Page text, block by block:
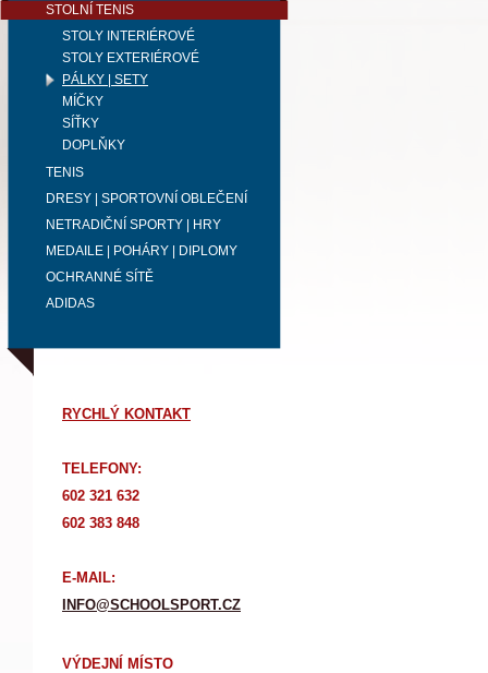
STOLNÍ TENIS
STOLY INTERIÉROVÉ
STOLY EXTERIÉROVÉ
PÁLKY | SETY
MÍČKY
SÍŤKY
DOPLŇKY
TENIS
DRESY | SPORTOVNÍ OBLEČENÍ
NETRADIČNÍ SPORTY | HRY
MEDAILE | POHÁRY | DIPLOMY
OCHRANNÉ SÍTĚ
ADIDAS
RYCHLÝ KONTAKT
TELEFONY:
602 321 632
602 383 848
E-MAIL:
INFO@SCHOOLSPORT.CZ
VÝDEJNÍ MÍSTO